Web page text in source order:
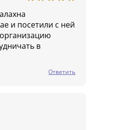
и посетили с ней
в
Ответить